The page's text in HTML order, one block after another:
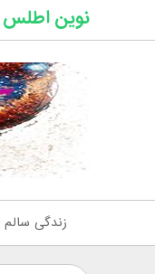
نوین اطلس
زندگی سالم